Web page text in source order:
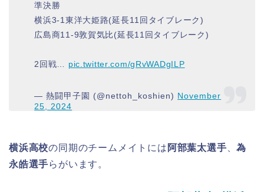
準決勝
横浜3-1東洋大姫路(延長11回タイブレーク)
広島商11-9敦賀気比(延長11回タイブレーク)
2回戦… pic.twitter.com/gRvWADgILP
— 熱闘甲子園 (@nettoh_koshien) November
25, 2024
横浜高校の同期のチームメイトには 阿部葉太選手 、為
永皓選手らがいます。